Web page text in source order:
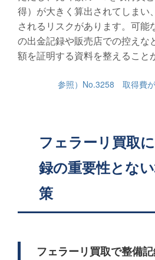
得）が大きく算出されてしまい
されるリスクがあります。可能
の出金記録や販売店での控えな
額を証明する資料を整えること
参照）No.3258 取得費
フェラーリ買取
録の重要性とな
策
フェラーリ買取で整備